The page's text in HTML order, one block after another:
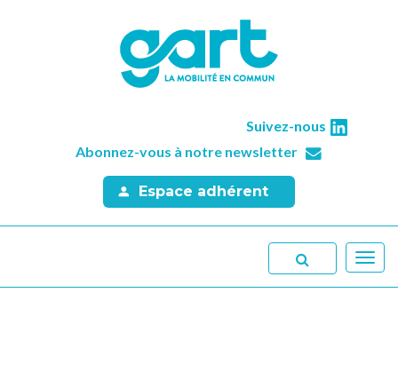
Suivez-nous
Abonnez-vous à notre newsletter
Espace adhérent